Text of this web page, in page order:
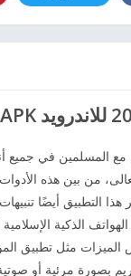
مع المسلمين في
من بين هذه الأدوات:
التطبيق أيضًا
الذكية
مثل تطبيق
بصورة مرئية أو